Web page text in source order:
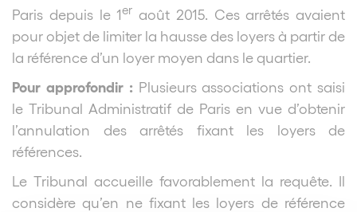
Paris depuis le 1er août 2015. Ces arrêtés avaient
pour objet de limiter la hausse des loyers à partir de
la référence d’un loyer moyen dans le quartier.
Pour approfondir : Plusieurs associations ont saisi
le Tribunal Administratif de Paris en vue d’obtenir
l’annulation des arrêtés fixant les loyers de
références.
Le Tribunal accueille favorablement la requête. Il
considère qu’en ne fixant les loyers de référence